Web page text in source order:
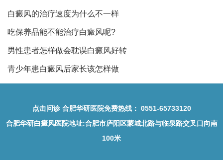
白癜风的治疗速度为什么不一样
吃保养品能不能治疗白癜风呢?
男性患者怎样做会耽误白癜风好转
青少年患白癜风后家长该怎样做
点击问诊合肥华研医院免费热线： 0551-65733120
合肥华研白癜风医院地址:合肥市庐阳区蒙城北路与临泉路交叉口向南
100米